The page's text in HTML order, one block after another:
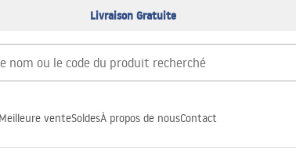
Livraison Gratuite
Meilleure venteSoldesÀ propos de nousContact